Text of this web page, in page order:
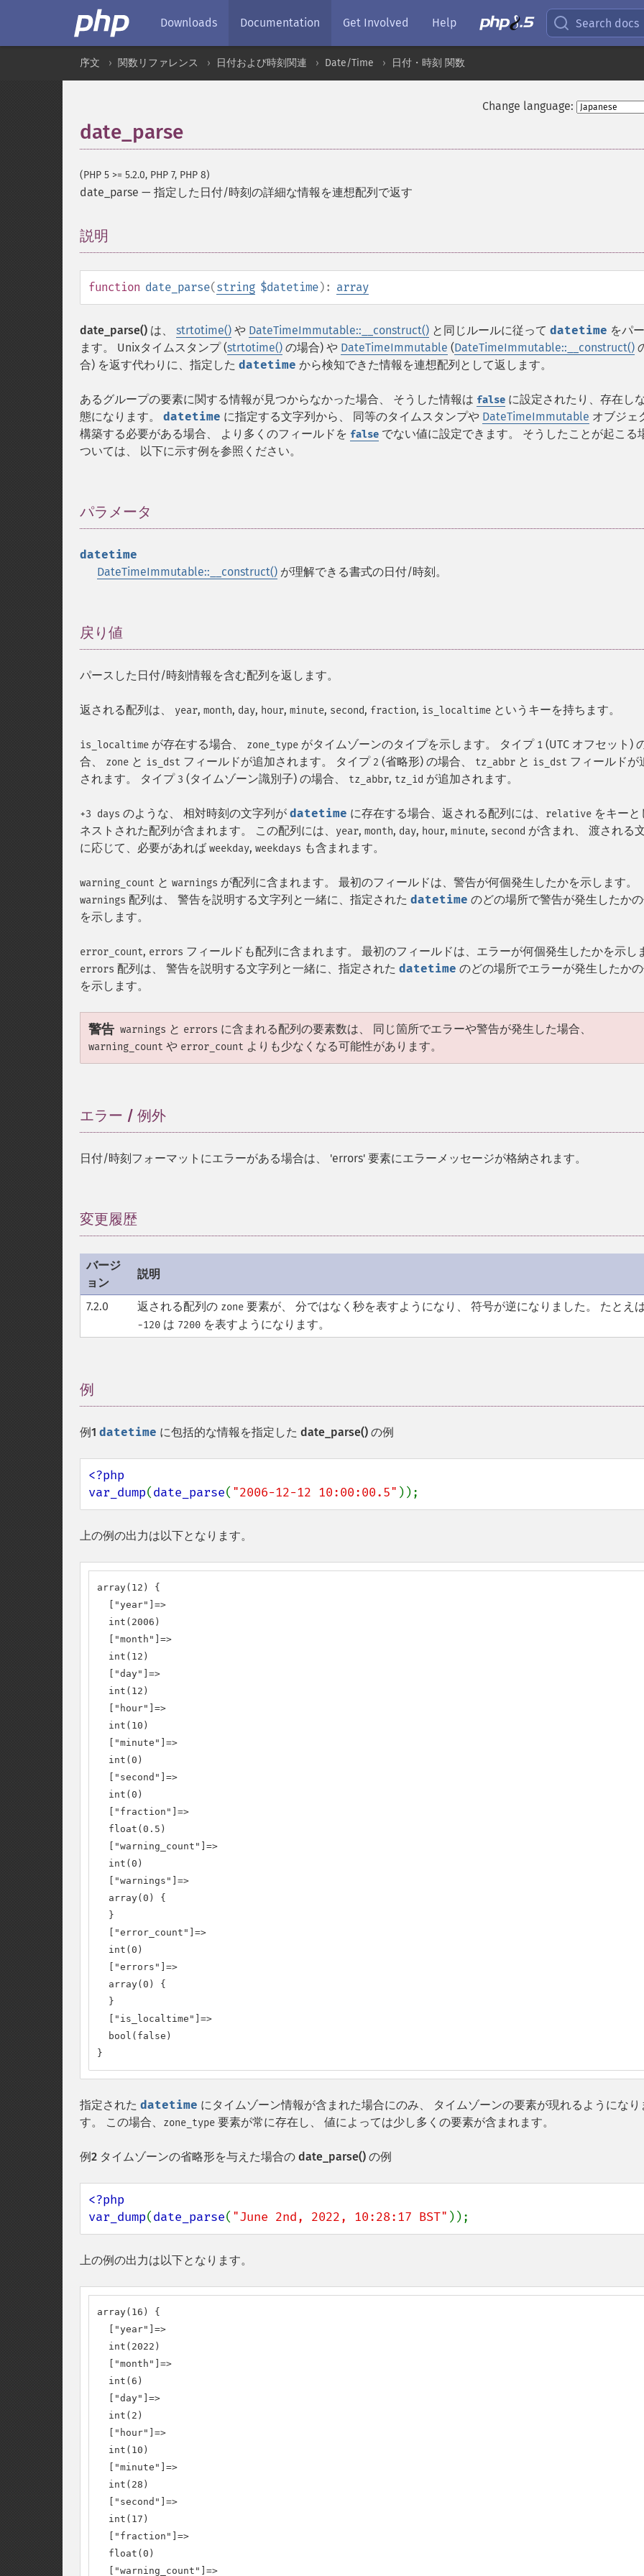
Downloads Documentation Get Involved Help Search docs
序文 関数リファレンス 日付および時刻関連 Date/Time 日付・時刻 関数
Change language:
date_parse
(PHP 5 >= 5.2.0, PHP 7, PHP 8)
date_parse — 指定した日付/時刻の詳細な情報を連想配列で返す
説明
function date_parse(string $datetime): array
date_parse() は、 strtotime() や DateTimeImmutable::__construct() と同じルールに従って datetime をパ
ます。 Unixタイムスタンプ (strtotime() の場合) や DateTimeImmutable (DateTimeImmutable::__construct()
合) を返す代わりに、指定した datetime から検知できた情報を連想配列として返します。
あるグループの要素に関する情報が見つからなかった場合、 そうした情報は false に設定されたり、存在し
態になります。 datetime に指定する文字列から、 同等のタイムスタンプや DateTimeImmutable オブジェ
構築する必要がある場合、 より多くのフィールドを false でない値に設定できます。 そうしたことが起こる
ついては、 以下に示す例を参照ください。
パラメータ
datetime
DateTimeImmutable::__construct() が理解できる書式の日付/時刻。
戻り値
パースした日付/時刻情報を含む配列を返します。
返される配列は、 year, month, day, hour, minute, second, fraction, is_localtime というキーを持ちます。
is_localtime が存在する場合、 zone_type がタイムゾーンのタイプを示します。 タイプ 1 (UTC オフセット)
合、
zone と is_dst フィールドが追加されます。 タイプ 2 (省略形) の場合、 tz_abbr と is_dst フィールドが
されます。 タイプ 3 (タイムゾーン識別子) の場合、 tz_abbr, tz_id が追加されます。
+3 days のような、 相対時刻の文字列が datetime に存在する場合、返される配列には、 relative をキーと
ネストされた配列が含まれます。 この配列には、
year, month, day, hour, minute, second が含まれ、 渡される
に応じて、必要があれば weekday, weekdays も含まれます。
warning_count と warnings が配列に含まれます。 最初のフィールドは、警告が何個発生したかを示します。
warnings 配列は、 警告を説明する文字列と一緒に、指定された datetime のどの場所で警告が発生したか
を示します。
error_count, errors フィールドも配列に含まれます。 最初のフィールドは、エラーが何個発生したかを示し
errors 配列は、 警告を説明する文字列と一緒に、指定された datetime のどの場所でエラーが発生したか
を示します。
警告 warnings と errors に含まれる配列の要素数は、 同じ箇所でエラーや警告が発生した場合、
warning_count や error_count よりも少なくなる可能性があります。
エラー / 例外
日付/時刻フォーマットにエラーがある場合は、 'errors' 要素にエラーメッセージが格納されます。
変更履歴
バージ
ョン
説明
7.2.0 返される配列の zone 要素が、 分ではなく秒を表すようになり、 符号が逆になりました。 たとえ
-120 は 7200 を表すようになります。
例
例1 datetime に包括的な情報を指定した date_parse() の例
<?php
var_dump(date_parse( "2006-12-12 10:00:00.5" ));
上の例の出力は以下となります。
array(12) {
  ["year"]=>
  int(2006)
  ["month"]=>
  int(12)
  ["day"]=>
  int(12)
  ["hour"]=>
  int(10)
  ["minute"]=>
  int(0)
  ["second"]=>
  int(0)
  ["fraction"]=>
  float(0.5)
  ["warning_count"]=>
  int(0)
  ["warnings"]=>
  array(0) {
  }
  ["error_count"]=>
  int(0)
  ["errors"]=>
  array(0) {
  }
  ["is_localtime"]=>
  bool(false)
}
指定された datetime にタイムゾーン情報が含まれた場合にのみ、 タイムゾーンの要素が現れるようになり
す。 この場合、
zone_type 要素が常に存在し、 値によっては少し多くの要素が含まれます。
例2 タイムゾーンの省略形を与えた場合の date_parse() の例
<?php
var_dump(date_parse( "June 2nd, 2022, 10:28:17 BST" ));
上の例の出力は以下となります。
array(16) {
  ["year"]=>
  int(2022)
  ["month"]=>
  int(6)
  ["day"]=>
  int(2)
  ["hour"]=>
  int(10)
  ["minute"]=>
  int(28)
  ["second"]=>
  int(17)
  ["fraction"]=>
  float(0)
  ["warning_count"]=>